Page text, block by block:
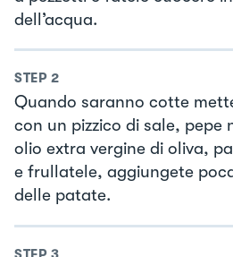
dell’acqua.
STEP 2
Quando saranno cotte
con un pizzico di sale, pepe
olio extra vergine di oliva,
e frullatele, aggiungete
delle patate.